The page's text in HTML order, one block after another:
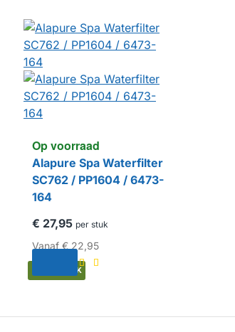
HUISMERK
Op voorraad
Alapure Spa Waterfilter
SC762 / PP1604 / 6473-
164
€ 27,95 per stuk
Vanaf€ 22,95